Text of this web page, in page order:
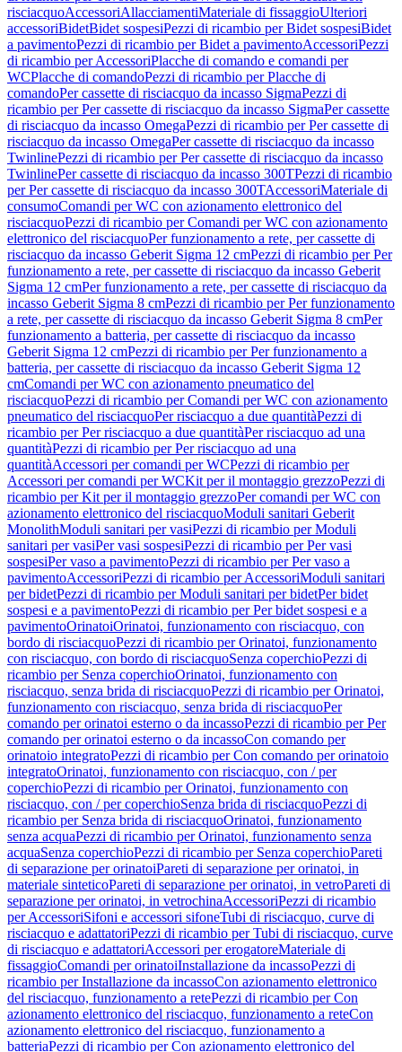
risciacquoAccessoriAllacciamentiMateriale di fissaggioUlteriori
accessoriBidetBidet sospesiPezzi di ricambio per Bidet sospesiBidet
a pavimentoPezzi di ricambio per Bidet a pavimentoAccessoriPezzi
di ricambio per AccessoriPlacche di comando e comandi per
WCPlacche di comandoPezzi di ricambio per Placche di
comandoPer cassette di risciacquo da incasso SigmaPezzi di
ricambio per Per cassette di risciacquo da incasso SigmaPer cassette
di risciacquo da incasso OmegaPezzi di ricambio per Per cassette di
risciacquo da incasso OmegaPer cassette di risciacquo da incasso
TwinlinePezzi di ricambio per Per cassette di risciacquo da incasso
TwinlinePer cassette di risciacquo da incasso 300TPezzi di ricambio
per Per cassette di risciacquo da incasso 300TAccessoriMateriale di
consumoComandi per WC con azionamento elettronico del
risciacquoPezzi di ricambio per Comandi per WC con azionamento
elettronico del risciacquoPer funzionamento a rete, per cassette di
risciacquo da incasso Geberit Sigma 12 cmPezzi di ricambio per Per
funzionamento a rete, per cassette di risciacquo da incasso Geberit
Sigma 12 cmPer funzionamento a rete, per cassette di risciacquo da
incasso Geberit Sigma 8 cmPezzi di ricambio per Per funzionamento
a rete, per cassette di risciacquo da incasso Geberit Sigma 8 cmPer
funzionamento a batteria, per cassette di risciacquo da incasso
Geberit Sigma 12 cmPezzi di ricambio per Per funzionamento a
batteria, per cassette di risciacquo da incasso Geberit Sigma 12
cmComandi per WC con azionamento pneumatico del
risciacquoPezzi di ricambio per Comandi per WC con azionamento
pneumatico del risciacquoPer risciacquo a due quantitàPezzi di
ricambio per Per risciacquo a due quantitàPer risciacquo ad una
quantitàPezzi di ricambio per Per risciacquo ad una
quantitàAccessori per comandi per WCPezzi di ricambio per
Accessori per comandi per WCKit per il montaggio grezzoPezzi di
ricambio per Kit per il montaggio grezzoPer comandi per WC con
azionamento elettronico del risciacquoModuli sanitari Geberit
MonolithModuli sanitari per vasiPezzi di ricambio per Moduli
sanitari per vasiPer vasi sospesiPezzi di ricambio per Per vasi
sospesiPer vaso a pavimentoPezzi di ricambio per Per vaso a
pavimentoAccessoriPezzi di ricambio per AccessoriModuli sanitari
per bidetPezzi di ricambio per Moduli sanitari per bidetPer bidet
sospesi e a pavimentoPezzi di ricambio per Per bidet sospesi e a
pavimentoOrinatoiOrinatoi, funzionamento con risciacquo, con
bordo di risciacquoPezzi di ricambio per Orinatoi, funzionamento
con risciacquo, con bordo di risciacquoSenza coperchioPezzi di
ricambio per Senza coperchioOrinatoi, funzionamento con
risciacquo, senza brida di risciacquoPezzi di ricambio per Orinatoi,
funzionamento con risciacquo, senza brida di risciacquoPer
comando per orinatoi esterno o da incassoPezzi di ricambio per Per
comando per orinatoi esterno o da incassoCon comando per
orinatoio integratoPezzi di ricambio per Con comando per orinatoio
integratoOrinatoi, funzionamento con risciacquo, con / per
coperchioPezzi di ricambio per Orinatoi, funzionamento con
risciacquo, con / per coperchioSenza brida di risciacquoPezzi di
ricambio per Senza brida di risciacquoOrinatoi, funzionamento
senza acquaPezzi di ricambio per Orinatoi, funzionamento senza
acquaSenza coperchioPezzi di ricambio per Senza coperchioPareti
di separazione per orinatoiPareti di separazione per orinatoi, in
materiale sinteticoPareti di separazione per orinatoi, in vetroPareti di
separazione per orinatoi, in vetrochinaAccessoriPezzi di ricambio
per AccessoriSifoni e accessori sifoneTubi di risciacquo, curve di
risciacquo e adattatoriPezzi di ricambio per Tubi di risciacquo, curve
di risciacquo e adattatoriAccessori per erogatoreMateriale di
fissaggioComandi per orinatoiInstallazione da incassoPezzi di
ricambio per Installazione da incassoCon azionamento elettronico
del risciacquo, funzionamento a retePezzi di ricambio per Con
azionamento elettronico del risciacquo, funzionamento a reteCon
azionamento elettronico del risciacquo, funzionamento a
batteriaPezzi di ricambio per Con azionamento elettronico del